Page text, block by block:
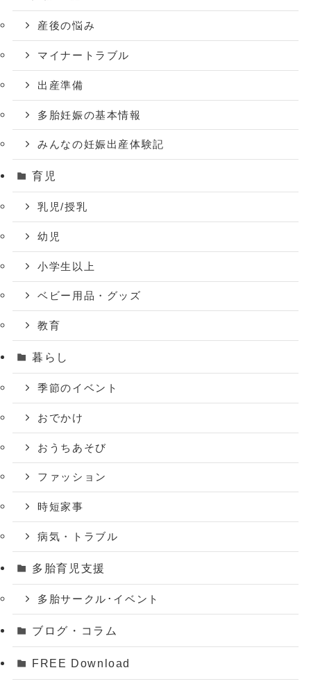
産後の悩み
マイナートラブル
出産準備
多胎妊娠の基本情報
みんなの妊娠出産体験記
育児
乳児/授乳
幼児
小学生以上
ベビー用品・グッズ
教育
暮らし
季節のイベント
おでかけ
おうちあそび
ファッション
時短家事
病気・トラブル
多胎育児支援
多胎サークル･イベント
ブログ・コラム
FREE Download